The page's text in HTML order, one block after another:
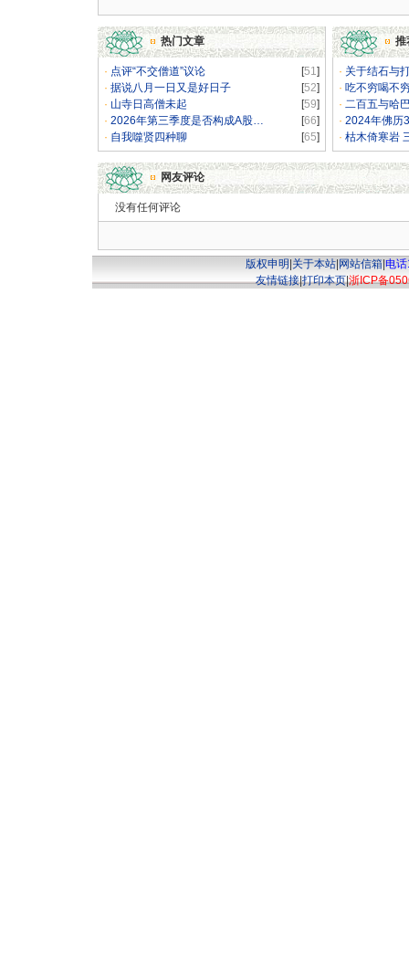
热门文章 推
· 点评“不交僧道”议论 [51]
· 据说八月一日又是好日子 [52]
· 山寺日高僧未起 [59]
· 2026年第三季度是否构成A股… [66]
· 自我噬贤四种聊 [65]
· 关于结石与
· 吃不穷喝不
· 二百五与哈
· 2024年佛历
· 枯木倚寒岩
网友评论
没有任何评论
版权申明 关于本站| 网站信箱| 电
友情链接|打印本页|浙ICP备